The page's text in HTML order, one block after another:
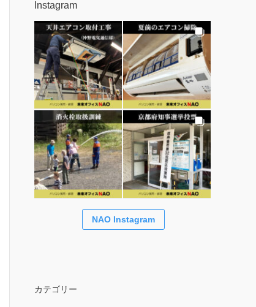
Instagram
NAO Instagram
カテゴリー